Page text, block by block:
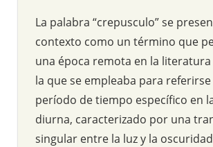
La palabra “crepusculo” se
contexto como un término que
una época remota en la literatura
la que se empleaba para referirse
período de tiempo específico en
diurna, caracterizado por una
singular entre la luz y la